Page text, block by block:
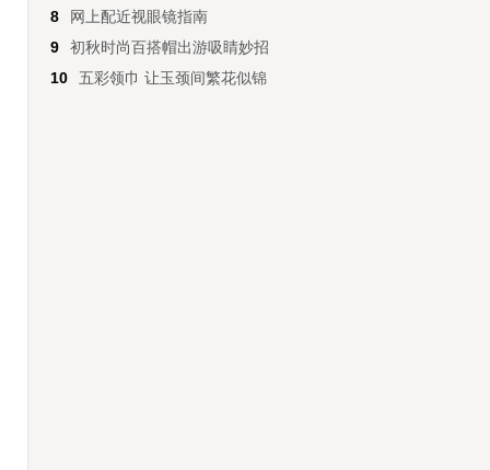
8
网上配近视眼镜指南
9
初秋时尚百搭帽出游吸睛妙招
10
五彩领巾 让玉颈间繁花似锦